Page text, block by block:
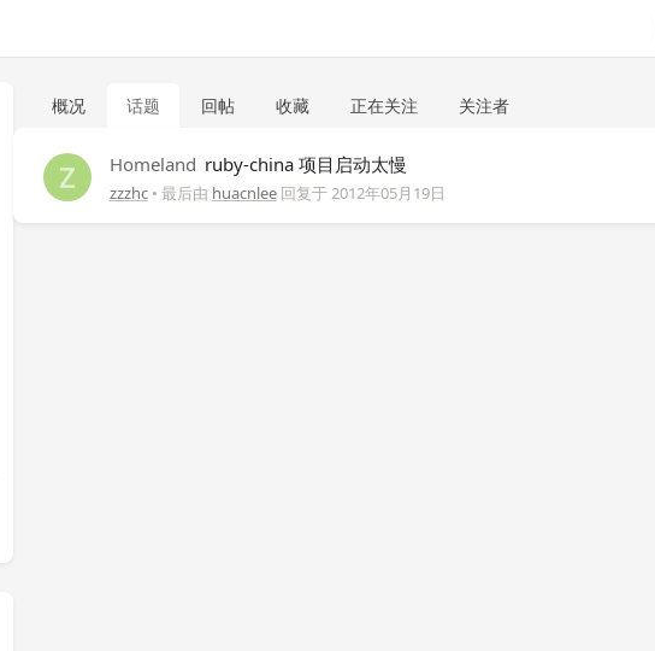
概况 话题 回帖 收藏 正在关注 关注者
Homeland ruby-china 项目启动太慢
zzzhc • 最后由 huacnlee回复于2012年05月19日